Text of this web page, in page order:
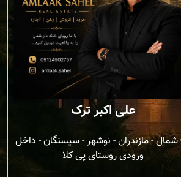
علی اکبر ترک
شمال - مازندران - نوشهر - سیسنگان - داخل
ورودی روستای پی کلا